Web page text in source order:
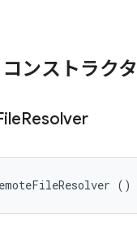
ンストラクタ
Resolver
()